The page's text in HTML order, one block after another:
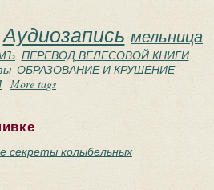
Аудиозапись мельница
ПЕРЕВОД ВЕЛЕСОВОЙ КНИГИ
ОБРАЗОВАНИЕ И КРУШЕНИЕ
More tags
секреты колыбельных